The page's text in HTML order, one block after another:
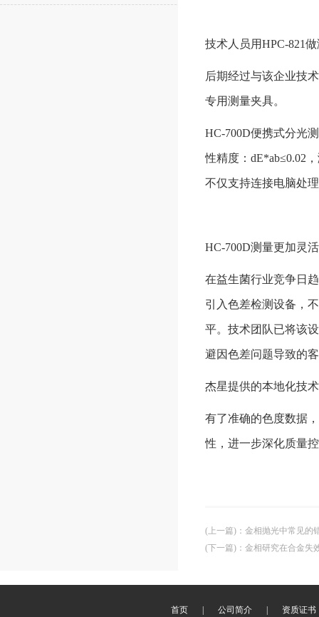
技术人员用HPC-821
后期经过与该企业技
专用测量夹具。
HC-700D便携式分光
性精度：dE*ab≤0.02
不仅支持连接电脑处
HC-700D测量更加灵
在益生菌行业竞争日
引入色差检测设备，
平。技术团队已将该
避因色差问题导致的
杰星提供的本地化技
有了准确的色度数据
性，进一步深化质量
(上一篇) ： 金相抛光中常见的
(下一篇) ： 金相研究在合金失
首页 公司简介 资质证书